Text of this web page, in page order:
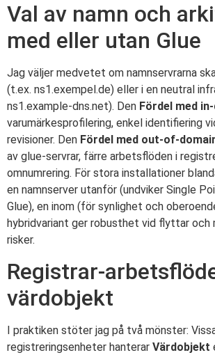
Val av namn och
med eller utan Glue
Jag väljer medvetet om namnservrarna
(t.ex. ns1.exempel.de) eller i en neutral
ns1.example-dns.net). Den Fördel med
varumärkesprofilering, enkel identifiering
revisioner. Den Fördel med out-of-
av glue-servrar, färre arbetsflöden i
omnumrering. För stora installationer
en namnserver utanför (undviker Single
Glue), en inom (för synlighet och
hybridvariant ger robusthet vid flyttar och
risker.
Registrar-
värdobjekt
I praktiken stöter jag på två mönster:
registreringsenheter hanterar Värdobjekt